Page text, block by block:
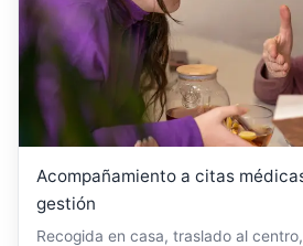
Acompañamiento a citas
gestión
Recogida en casa, traslado al